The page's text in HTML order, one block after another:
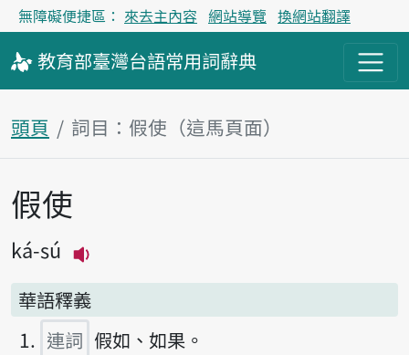
無障礙便捷區： 來去主內容 網站導覽 換網站翻譯
教育部臺灣台語常用詞辭典
頭頁 詞目：假使（這馬頁面）
主內容區
假使
ká-sú
華語釋義
連詞 假如、如果。